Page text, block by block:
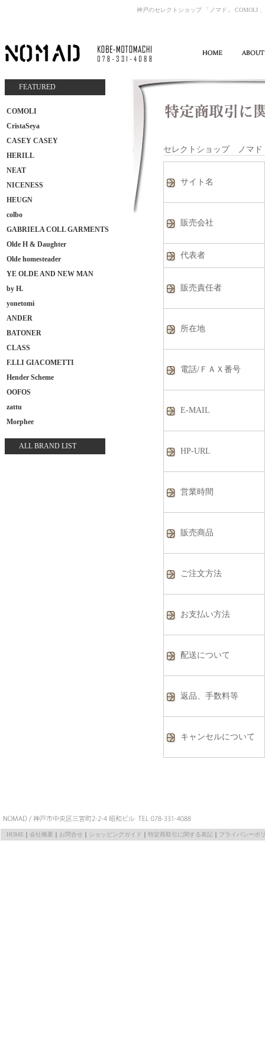
神戸のセレクトショップ 「ノマド」 COMOLI
FEATURED
COMOLI
CristaSeya
CASEY CASEY
HERILL
NEAT
NICENESS
HEUGN
colbo
GABRIELA COLL GARMENTS
Olde H & Daughter
Olde homesteader
YE OLDE AND NEW MAN
by H.
yonetomi
ANDER
BATONER
CLASS
F.LLI GIACOMETTI
Hender Scheme
OOFOS
zattu
Morphee
ALL BRAND LIST
セレクトショップ ノマド
サイト名
販売会社
代表者
販売責任者
所在地
電話/ＦＡＸ番号
E-MAIL
HP-URL
営業時間
販売商品
ご注文方法
お支払い方法
配送について
返品、手数料等
キャンセルについて
HOME ｜ 会社概要 ｜ お問合せ ｜ ショッピングガイド ｜ 特定商取引に関する表記 ｜ プライバシーポ